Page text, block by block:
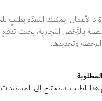
الأعمال، يمكنك التقدّم بطلبٍ
بالرُّخص التجارية، بحيث
وتجديدها.
الطلب، ستحتاج إلى المستندات